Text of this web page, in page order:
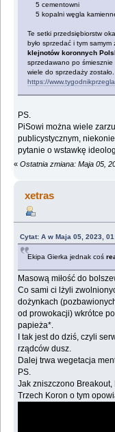
5 cementowni
5 kopalni węgla
Te setki przedsiębiorstw
było sprzedać i tym
klejnotów koronnych
sprzedawano po śmiesznie
wiele do sprzedaży zostało.
https://
PS.
PiSowi można wiele
publicystycznym,
pytanie o wstawkę
« Ostatnia zmiana: Maja 05,
xetras
Cytat: A w Maja 05, 2023,
Ekipa Gierka jednak coś
Masową miłość do
Co sami ci lżyli
dożynkach
od prowokacji) wkrótce
papieża*.
I tak jest do dziś, czyli
rządców dusz.
Dalej trwa wegetacja
PS.
Jak zniszczono
Trzech Koron o tym